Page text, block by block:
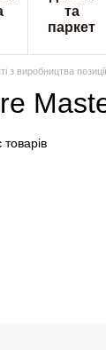
та
паркет
з виробництва